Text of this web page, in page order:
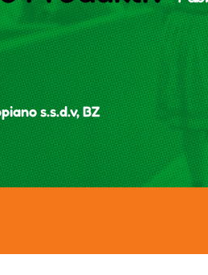
s.s.d.v, BZ